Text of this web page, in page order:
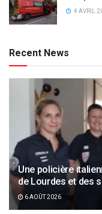
4 AVRIL
Recent News
Une policière
de Lourdes et des
6 AOÛT 2026